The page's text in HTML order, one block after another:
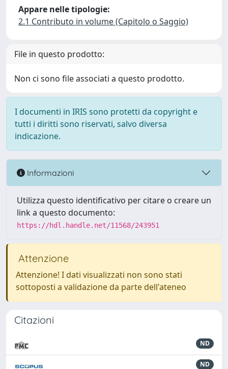
Appare nelle tipologie:
2.1 Contributo in volume (Capitolo o Saggio)
File in questo prodotto:
Non ci sono file associati a questo prodotto.
I documenti in IRIS sono protetti da copyright e
tutti i diritti sono riservati, salvo diversa
indicazione.
Informazioni
Utilizza questo identificativo per citare o creare un
link a questo documento:
https://hdl.handle.net/11568/243951
Attenzione
Attenzione! I dati visualizzati non sono stati
sottoposti a validazione da parte dell'ateneo
Citazioni
ND
ND